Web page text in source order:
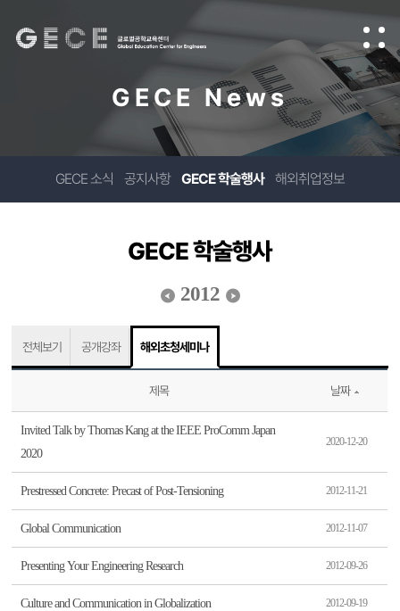
GECE News
GECE 소식 공지사항 GECE 학술행사 해외취업정보
GECE 학술행사
2012
전체보기 공개강좌 해외초청세미나
제목 날짜
Invited Talk by Thomas Kang at the IEEE ProComm Japan
2020
2020-12-20
Prestressed Concrete: Precast of Post-Tensioning 2012-11-21
Global Communication 2012-11-07
Presenting Your Engineering Research 2012-09-26
Culture and Communication in Globalization 2012-09-19